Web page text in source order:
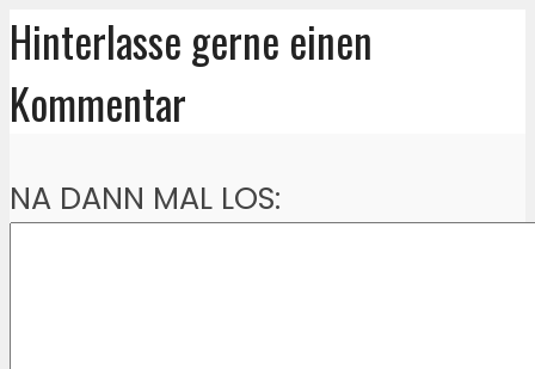
Hinterlasse gerne einen
Kommentar
NA DANN MAL LOS: